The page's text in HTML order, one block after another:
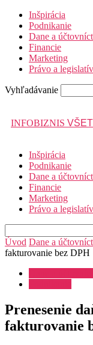
Inšpirácia
Podnikanie
Dane a
Financie
Marketing
Právo a
Vyhľadávanie
INFOBIZNIS
Inšpirácia
Podnikanie
Dane a
Financie
Marketing
Právo a
Úvod Dane a
fakturovanie bez DPH
Prenesenie
fakturovanie